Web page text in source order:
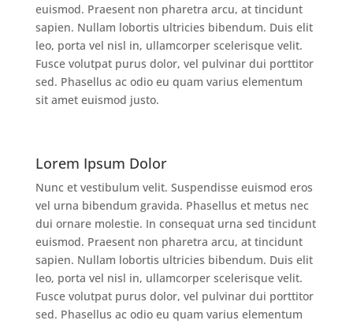
euismod. Praesent non pharetra arcu, at tincidunt
sapien. Nullam lobortis ultricies bibendum. Duis elit
leo, porta vel nisl in, ullamcorper scelerisque velit.
Fusce volutpat purus dolor, vel pulvinar dui porttitor
sed. Phasellus ac odio eu quam varius elementum
sit amet euismod justo.
Lorem Ipsum Dolor
Nunc et vestibulum velit. Suspendisse euismod eros
vel urna bibendum gravida. Phasellus et metus nec
dui ornare molestie. In consequat urna sed tincidunt
euismod. Praesent non pharetra arcu, at tincidunt
sapien. Nullam lobortis ultricies bibendum. Duis elit
leo, porta vel nisl in, ullamcorper scelerisque velit.
Fusce volutpat purus dolor, vel pulvinar dui porttitor
sed. Phasellus ac odio eu quam varius elementum